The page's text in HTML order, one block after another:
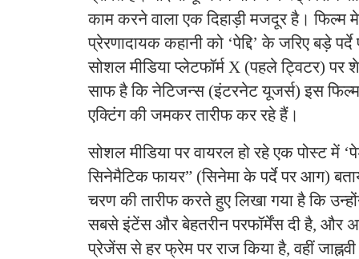
काम करने वाला एक दिहाड़ी मजदूर है। फिल्म
प्रेरणादायक कहानी को ‘पेद्दि’ के जरिए बड़े
सोशल मीडिया प्लेटफॉर्म X (पहले ट्विटर) पर
साफ है कि नेटिजन्स (इंटरनेट यूजर्स) इस
एक्टिंग की जमकर तारीफ कर रहे हैं।
​सोशल मीडिया पर वायरल हो रहे एक पोस्ट में
सिनेमैटिक फायर” (सिनेमा के पर्दे पर आग)
चरण की तारीफ करते हुए लिखा गया है कि
सबसे इंटेंस और बेहतरीन परफॉर्मेंस दी है, और
प्रेजेंस से हर फ्रेम पर राज किया है, वहीं